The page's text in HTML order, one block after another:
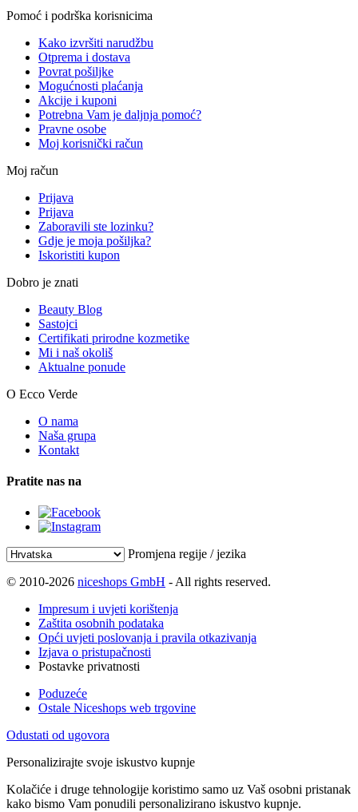
Pomoć i podrška korisnicima
Kako izvršiti narudžbu
Otprema i dostava
Povrat pošiljke
Mogućnosti plaćanja
Akcije i kuponi
Potrebna Vam je daljnja pomoć?
Pravne osobe
Moj korisnički račun
Moj račun
Prijava
Prijava
Zaboravili ste lozinku?
Gdje je moja pošiljka?
Iskoristiti kupon
Dobro je znati
Beauty Blog
Sastojci
Certifikati prirodne kozmetike
Mi i naš okoliš
Aktualne ponude
O Ecco Verde
O nama
Naša grupa
Kontakt
Pratite nas na
Promjena regije / jezika
© 2010-2026 niceshops GmbH - All rights reserved.
Impresum i uvjeti korištenja
Zaštita osobnih podataka
Opći uvjeti poslovanja i pravila otkazivanja
Izjava o pristupačnosti
Postavke privatnosti
Poduzeće
Ostale Niceshops web trgovine
Odustati od ugovora
Personalizirajte svoje iskustvo kupnje
Kolačiće i druge tehnologije koristimo samo uz Vaš osobni pristanak
kako bismo Vam ponudili personalizirano iskustvo kupnje.